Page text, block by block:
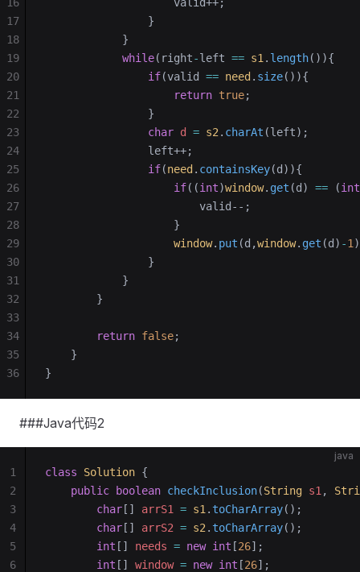
                }
            }
            while
(right-left == s1 . length()){
                if
(valid == need . size()){
                    return
true;
                }
                char
d = s2 . charAt (left);
                left++;
                if
(need . containsKey(d)){
                    if
((int)window. get (d) == (int
                        valid--;
                    }
                    window
. put (d,window. get (d) -1
                }
            }
        }
        return
false;
    }
}
17
18
19
20
21
22
23
24
25
26
27
28
29
30
31
32
33
34
35
36
###Java代码2
java
class Solution {
    public
boolean checkInclusion(String s1 ,
        char
[] arrS1 = s1 .toCharArray();
        char
[] arrS2 = s2 .toCharArray();
        int
[] needs = new int [26];
        int
[] window = new int [26];
1
2
3
4
5
6